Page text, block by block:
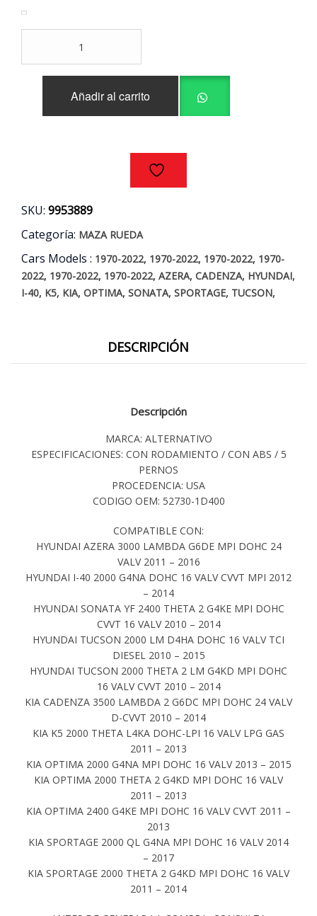
TRASERA
KIA
CADENZA
K5
-
OPTIMA
cantidad
Añadir al carrito
SKU: 9953889
Categoría: MAZA RUEDA
Cars Models : 1970-2022, 1970-2022, 1970-2022, 1970-
2022, 1970-2022, 1970-2022, AZERA, CADENZA, HYUNDAI,
I-40, K5, KIA, OPTIMA, SONATA, SPORTAGE, TUCSON,
DESCRIPCIÓN
Descripción
MARCA: ALTERNATIVO
ESPECIFICACIONES: CON RODAMIENTO / CON ABS / 5
PERNOS
PROCEDENCIA: USA
CODIGO OEM: 52730-1D400
COMPATIBLE CON:
HYUNDAI AZERA 3000 LAMBDA G6DE MPI DOHC 24
VALV 2011 – 2016
HYUNDAI I-40 2000 G4NA DOHC 16 VALV CVVT MPI 2012
– 2014
HYUNDAI SONATA YF 2400 THETA 2 G4KE MPI DOHC
CVVT 16 VALV 2010 – 2014
HYUNDAI TUCSON 2000 LM D4HA DOHC 16 VALV TCI
DIESEL 2010 – 2015
HYUNDAI TUCSON 2000 THETA 2 LM G4KD MPI DOHC
16 VALV CVVT 2010 – 2014
KIA CADENZA 3500 LAMBDA 2 G6DC MPI DOHC 24 VALV
D-CVVT 2010 – 2014
KIA K5 2000 THETA L4KA DOHC-LPI 16 VALV LPG GAS
2011 – 2013
KIA OPTIMA 2000 G4NA MPI DOHC 16 VALV 2013 – 2015
KIA OPTIMA 2000 THETA 2 G4KD MPI DOHC 16 VALV
2011 – 2013
KIA OPTIMA 2400 G4KE MPI DOHC 16 VALV CVVT 2011 –
2013
KIA SPORTAGE 2000 QL G4NA MPI DOHC 16 VALV 2014
– 2017
KIA SPORTAGE 2000 THETA 2 G4KD MPI DOHC 16 VALV
2011 – 2014